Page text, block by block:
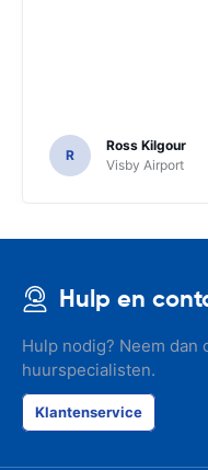
R
Ross Kilgour
Visby Airport
Hulp en
Hulp nodig? Neem dan
huurspecialisten.
Klantenservice